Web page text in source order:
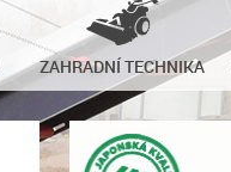
ZAHRADNÍ TECHNIKA